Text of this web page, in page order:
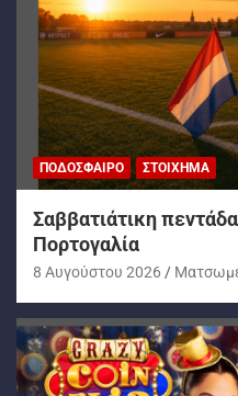
ΠΟΔΌΣΦΑΙΡΟ ΣΤΟΊΧΗΜΑ
Σαββατιάτικη
Πορτογαλία
8 Αυγούστου 2026